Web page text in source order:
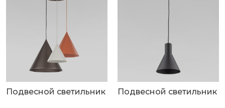
Подвесной светильник Подвесной светильник